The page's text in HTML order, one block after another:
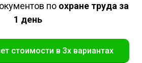
по охране труда за
1 день
стоимости в 3х вариантах